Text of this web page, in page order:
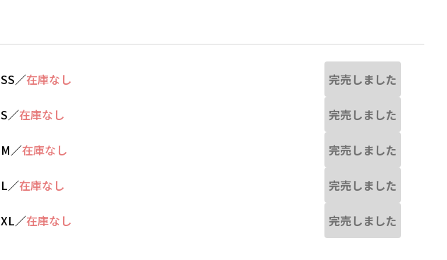
SS／在庫なし 完売しました
S／在庫なし 完売しました
M／在庫なし 完売しました
L／在庫なし 完売しました
XL／在庫なし 完売しました